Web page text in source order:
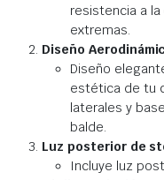
resistencia a
extremas.
Diseño
Diseño
estética de tu
laterales y
balde.
Luz posterior de
Incluye luz